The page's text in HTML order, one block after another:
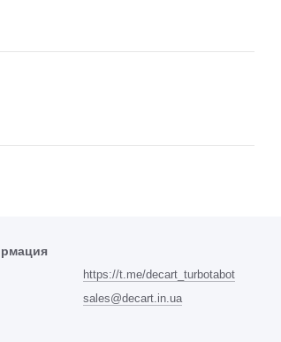
https://t.me/decart_turbotabot
sales@decart.in.ua